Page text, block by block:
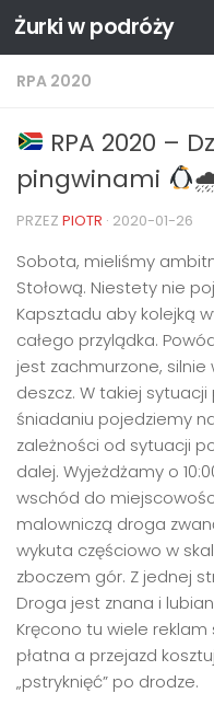
Przejdź do treści
Żurki w podróży
RPA 2020
RPA 2020 –
pingwinami
PRZEZ PIOTR · 2020-01-26
Sobota, mieliśmy
Stołową. Niestety nie
Kapsztadu aby kolejką
całego przylądka.
jest zachmurzone, silnie
deszcz. W takiej
śniadaniu pojedziemy
zależności od sytuacji
dalej. Wyjeżdżamy o
wschód do
malowniczą droga
wykuta częściowo w
zboczem gór. Z jednej
Droga jest znana i
Kręcono tu wiele
płatna a przejazd
„pstryknięć” po drodze.